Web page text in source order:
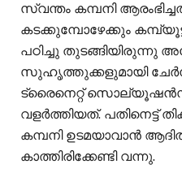
സ്വന്തം കമ്പനി
കടക്കുമ്പോഴേക്കും
പഠിച്ചു തുടങ്ങിയിരുന്നു
സുഹൃത്തുക്കളുമായി
ട്രൈനെറ്റ്
വളർത്തിയത്. പതിനെട്ട്
കമ്പനി ഉടമയാവാൻ
കാത്തിരിക്കേണ്ടി വന്നു.